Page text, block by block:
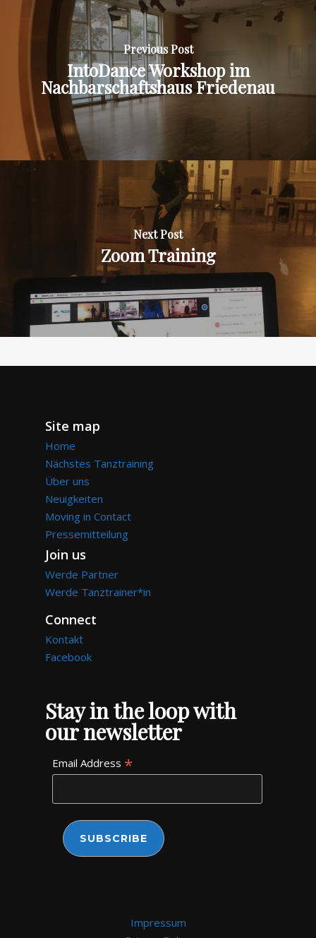
Previous Post
IntoDance Workshop im
Nachbarschaftshaus Friedenau
Next Post
Zoom Training
Site map
Home
Nächstes Tanztraining
Über uns
Neuigkeiten
Moving in Contact
Pressemitteilung
Join us
Werde Partner
Werde Tanztrainer*in
Connect
Kontakt
Facebook
Stay in the loop with
our newsletter
Email Address *
Impressum